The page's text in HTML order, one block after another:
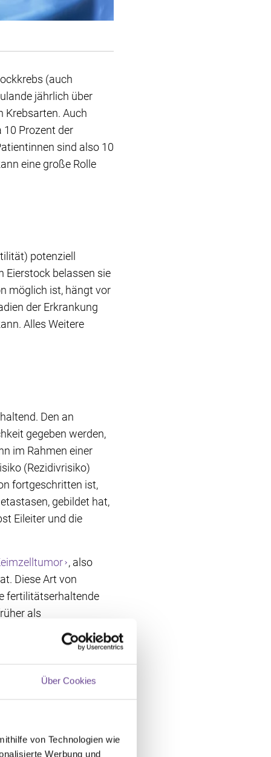
Über Cookies
von Technologien wie
Werbung und
(auch
jährlich über
Krebsarten. Auch
Prozent der
sind also 10
eine große Rolle
potenziell
Eierstock belassen sie
möglich ist, hängt vor
der Erkrankung
Alles Weitere
Den an
gegeben werden,
im Rahmen einer
(Rezidivrisiko)
fortgeschritten ist,
gebildet hat,
Eileiter und die
, also
Diese Art von
fertilitätserhaltende
als
und
Einfluss auf eine